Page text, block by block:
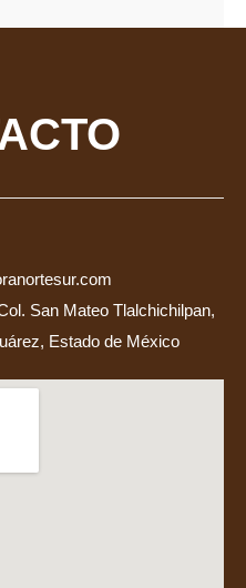
San Mateo Tlalchichilpan,
Estado de México